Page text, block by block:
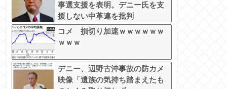
事選支援を表明。デニー氏を支
援しない中革連を批判
コメ 損切り加速ｗｗｗｗｗｗ
ｗｗｗ
デニー、辺野古沖事故の防カメ
映像「遺族の気持ち踏まえたも